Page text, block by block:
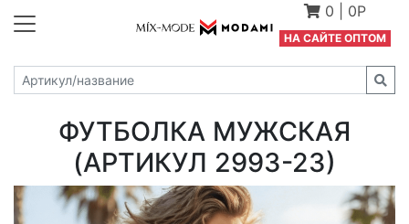
0 0Р
НА САЙТЕ ОПТОМ
ФУТБОЛКА МУЖСКАЯ
(АРТИКУЛ 2993-23)